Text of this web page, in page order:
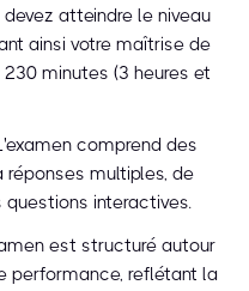
devez atteindre le niveau
ainsi votre maîtrise de
minutes (3 heures et
comprend des
réponses multiples, de
interactives.
est structuré autour
performance, reflétant la